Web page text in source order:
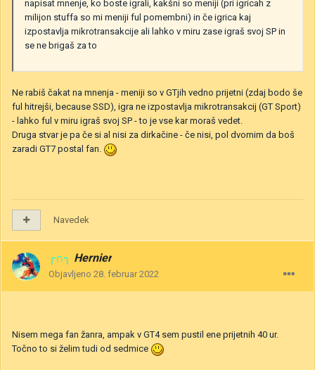
napisat mnenje, ko boste igrali, kakšni so meniji (pri igricah z
milijon stuffa so mi meniji ful pomembni) in če igrica kaj
izpostavlja mikrotransakcije ali lahko v miru zase igraš svoj SP in
se ne brigaš za to
Ne rabiš čakat na mnenja - meniji so v GTjih vedno prijetni (zdaj bodo še
ful hitrejši, because SSD), igra ne izpostavlja mikrotransakcij (GT Sport)
- lahko ful v miru igraš svoj SP - to je vse kar moraš vedet.
Druga stvar je pa če si al nisi za dirkačine - če nisi, pol dvomim da boš
zaradi GT7 postal fan.
Navedek
╭∩╮ Hernier
Objavljeno 28. februar 2022
Nisem mega fan žanra, ampak v GT4 sem pustil ene prijetnih 40 ur.
Točno to si želim tudi od sedmice